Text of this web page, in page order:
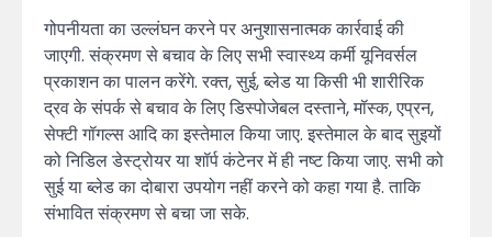
गोपनीयता का उल्लंघन करने पर अनुशासनात्मक कार्रवाई की
जाएगी. संक्रमण से बचाव के लिए सभी स्वास्थ्य कर्मी यूनिवर्सल
प्रकाशन का पालन करेंगे. रक्त, सुई, ब्लेड या किसी भी शारीरिक
द्रव के संपर्क से बचाव के लिए डिस्पोजेबल दस्ताने, मॉस्क, एप्रन,
सेफ्टी गॉगल्स आदि का इस्तेमाल किया जाए. इस्तेमाल के बाद सुइयों
को निडिल डेस्ट्रोयर या शॉर्प कंटेनर में ही नष्ट किया जाए. सभी को
सुई या ब्लेड का दोबारा उपयोग नहीं करने को कहा गया है. ताकि
संभावित संक्रमण से बचा जा सके.